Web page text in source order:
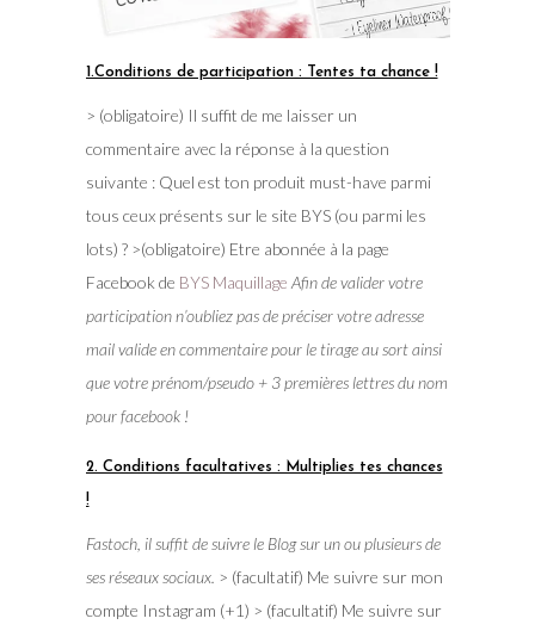
1.Conditions de participation : Tentes ta chance !
> (obligatoire) Il suffit de me laisser un
commentaire avec la réponse à la question
suivante : Quel est ton produit must-have parmi
tous ceux présents sur le site BYS (ou parmi les
lots) ? >(obligatoire) Etre abonnée à la page
Facebook de BYS Maquillage Afin de valider votre
participation n’oubliez pas de préciser votre adresse
mail valide en commentaire pour le tirage au sort ainsi
que votre prénom/pseudo + 3 premières lettres du nom
pour facebook !
2. Conditions facultatives : Multiplies tes chances
!
Fastoch, il suffit de suivre le Blog sur un ou plusieurs de
ses réseaux sociaux. > (facultatif) Me suivre sur mon
compte Instagram (+1) > (facultatif) Me suivre sur